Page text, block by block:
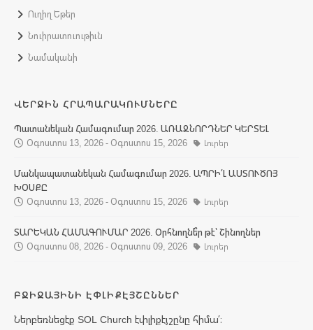
Ուղիղ Եթեր
Նուիրատուութիւն
Նամականի
ՎԵՐՋԻՆ ՀՐԱՊԱՐԱԿՈՒՄՆԵՐԸ
Պատանեկան Համագումար 2026. ԱՌԱՋՆՈՐԴՆԵՐ ԿԵՐՏԵԼ
Օգոստոս 13, 2026 - Օգոստոս 15, 2026
Լուրեր
Մանկապատանեկան Համագումար 2026. ԱՊՐԻ՛Լ ԱՍՏՈՒԾՈՅ
ԽՕՍՔԸ
Օգոստոս 13, 2026 - Օգոստոս 15, 2026
Լուրեր
ՏԱՐԵԿԱՆ ՀԱՄԱԳՈՒՄԱՐ 2026. Օրհնողնե՞ր թէ՝ Շինողներ
Օգոստոս 08, 2026 - Օգոստոս 09, 2026
Լուրեր
ԲՋԻՋԱՅԻՆԻ ԷՓԼԻՔԷՅՇԸՆՆԵՐ
Ներբեռնեցէք SOL Church էփլիքէյշընը հիմա՛։